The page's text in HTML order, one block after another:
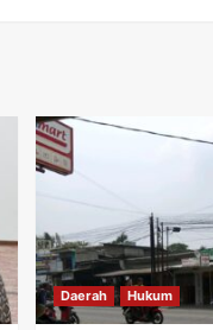
Daerah Hukum